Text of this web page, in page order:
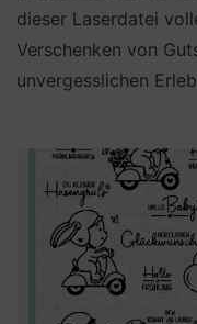
dieser Laserdatei
Verschenken von
unvergesslichen